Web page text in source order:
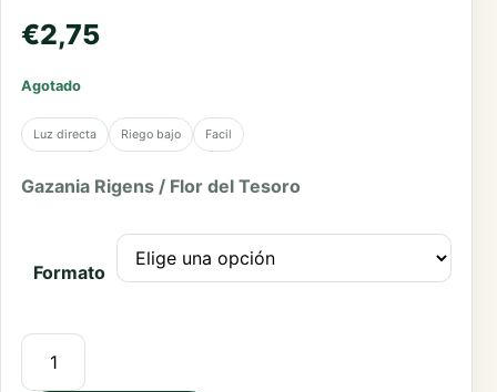
€2,75
Agotado
Luz directa Riego bajo Facil
Gazania Rigens / Flor del Tesoro
Formato
Gazania Rigens cantidad